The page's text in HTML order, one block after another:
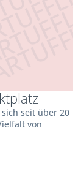
seit über 20
von